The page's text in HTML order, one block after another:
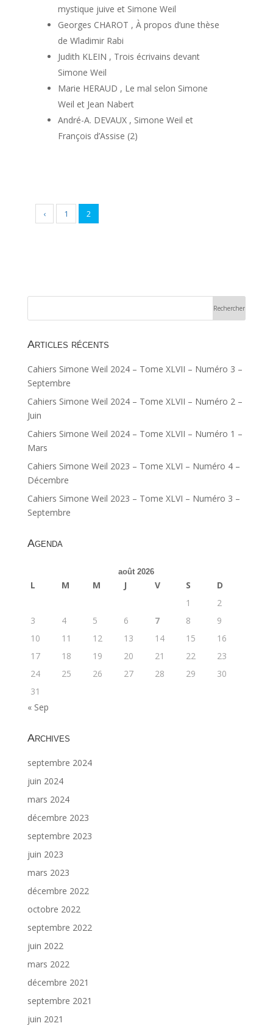
mystique juive et Simone Weil
Georges CHAROT , À propos d’une thèse
de Wladimir Rabi
Judith KLEIN , Trois écrivains devant
Simone Weil
Marie HERAUD , Le mal selon Simone
Weil et Jean Nabert
André-A. DEVAUX , Simone Weil et
François d’Assise (2)
‹ 1 2
Articles récents
Cahiers Simone Weil 2024 – Tome XLVII – Numéro 3 –
Septembre
Cahiers Simone Weil 2024 – Tome XLVII – Numéro 2 –
Juin
Cahiers Simone Weil 2024 – Tome XLVII – Numéro 1 –
Mars
Cahiers Simone Weil 2023 – Tome XLVI – Numéro 4 –
Décembre
Cahiers Simone Weil 2023 – Tome XLVI – Numéro 3 –
Septembre
Agenda
août 2026
L M M J V S
D
1
2
3
4 5 6 7 8
9
10
11 12 13 14 15
16
17
18 19 20 21 22
23
24
25 26 27 28 29
30
31
« Sep
Archives
septembre 2024
juin 2024
mars 2024
décembre 2023
septembre 2023
juin 2023
mars 2023
décembre 2022
octobre 2022
septembre 2022
juin 2022
mars 2022
décembre 2021
septembre 2021
juin 2021